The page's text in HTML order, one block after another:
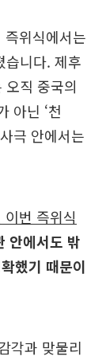
위식에서는
습니다. 제후
직 중국의
아닌 ‘천
극 안에서는
번 즉위식
안에서도 밖
했기 때문이
각과 맞물리